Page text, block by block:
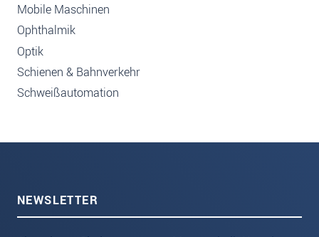
Mobile Maschinen
Ophthalmik
Optik
Schienen & Bahnverkehr
Schweißautomation
NEWSLETTER